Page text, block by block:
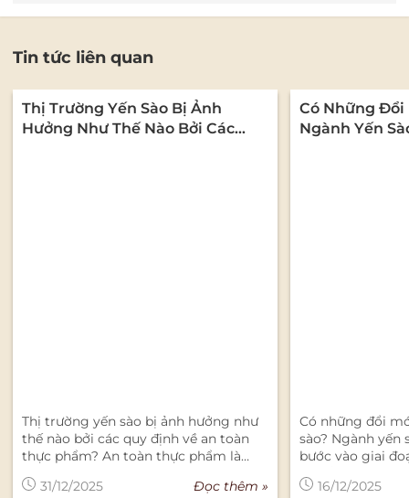
Tin tức liên quan
Thị Trường Yến Sào Bị Ảnh
Hưởng Như Thế Nào Bởi Các
Thị trường yến sào bị ảnh hưởng như
thế nào bởi các quy định về an toàn
thực phẩm? An toàn thực phẩm là
một trong những yếu tố cốt lõi ảnh
hưởng trực tiếp đến sự phát triển bền
31/12/2025 Đọc thêm »
Có Những Đổi
Ngành Yến
Có những đổi
sào? Ngành yến
bước vào giai
để bắt kịp xu
cầu và khẳng
16/12/2025